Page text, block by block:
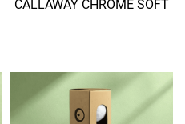
CALLAWAY CHROME SOFT